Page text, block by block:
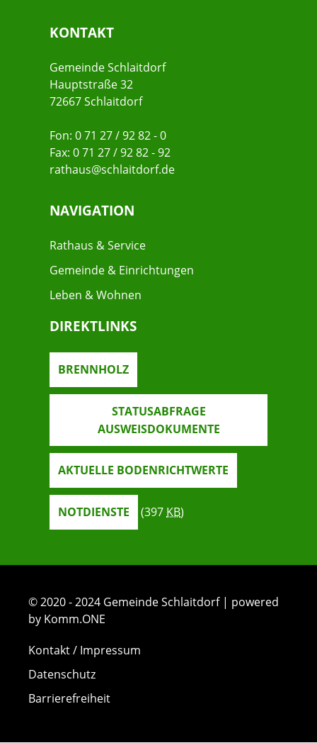
KONTAKT
Gemeinde Schlaitdorf
Hauptstraße 32
72667 Schlaitdorf
Fon: 0 71 27 / 92 82 - 0
Fax: 0 71 27 / 92 82 - 92
rathaus@schlaitdorf.de
NAVIGATION
Rathaus & Service
Gemeinde & Einrichtungen
Leben & Wohnen
DIREKTLINKS
BRENNHOLZ
STATUSABFRAGE
AUSWEISDOKUMENTE
AKTUELLE BODENRICHTWERTE
NOTDIENSTE (397 KB)
© 2020 - 2024 Gemeinde Schlaitdorf | powered
by Komm.ONE
Kontakt / Impressum
Datenschutz
Barrierefreiheit